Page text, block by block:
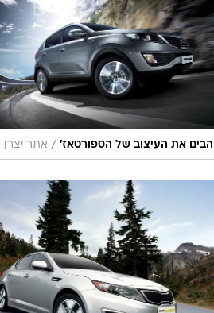
את העיצוב של הספורטאז' / אתר יצרן